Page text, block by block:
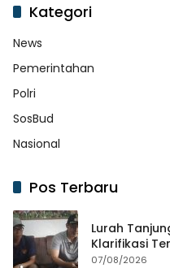
Kategori
News
Pemerintahan
Polri
SosBud
Nasional
Pos Terbaru
Lurah
Klarifikasi
Antar Warga
07/08/2026